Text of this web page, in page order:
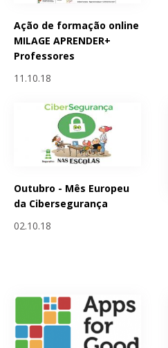
Ação de formação online
MILAGE APRENDER+
Professores
11.10.18
Outubro - Mês Europeu
da Cibersegurança
02.10.18